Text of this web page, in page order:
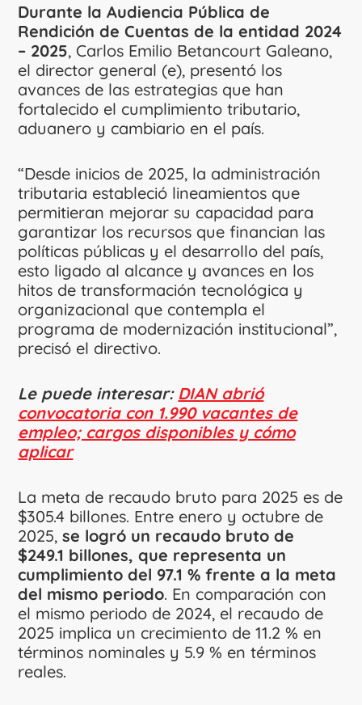
Durante la Audiencia Pública de
Rendición de Cuentas de la entidad 2024
– 2025, Carlos Emilio Betancourt Galeano,
el director general (e), presentó los
avances de las estrategias que han
fortalecido el cumplimiento tributario,
aduanero y cambiario en el país.
“Desde inicios de 2025, la administración
tributaria estableció lineamientos que
permitieran mejorar su capacidad para
garantizar los recursos que financian las
políticas públicas y el desarrollo del país,
esto ligado al alcance y avances en los
hitos de transformación tecnológica y
organizacional que contempla el
programa de modernización institucional”,
precisó el directivo.
Le puede interesar: DIAN abrió
convocatoria con 1.990 vacantes de
empleo; cargos disponibles y cómo
aplicar
La meta de recaudo bruto para 2025 es de
$305.4 billones. Entre enero y octubre de
2025,se logró un recaudo bruto de
$249.1 billones, que representa un
cumplimiento del 97.1 % frente a la meta
del mismo periodo. En comparación con
el mismo periodo de 2024, el recaudo de
2025 implica un crecimiento de 11.2 % en
términos nominales y 5.9 % en términos
reales.